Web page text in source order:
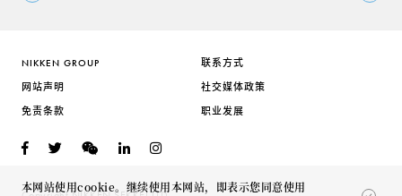
NIKKEN GROUP
联系方式
网站声明
社交媒体政策
免责条款
职业发展
本网站使用cookie。继续使用本网站，即表示您同意使用